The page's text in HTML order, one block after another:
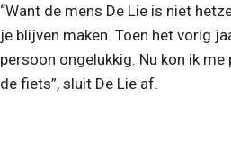
“Want de mens De Lie is niet
je blijven maken. Toen het vorig
persoon ongelukkig. Nu kon ik
de fiets”, sluit De Lie af.